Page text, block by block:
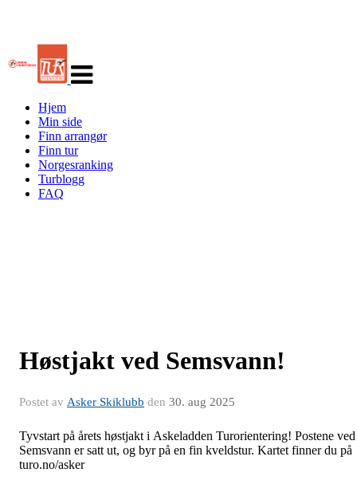
navigasjon
Hjem
Min side
Finn arrangør
Finn tur
Norgesranking
Turblogg
FAQ
Høstjakt ved Semsvann!
Postet av Asker Skiklubb den 30. aug 2025
Tyvstart på årets høstjakt i Askeladden Turorientering! Postene ved
Semsvann er satt ut, og byr på en fin kveldstur. Kartet finner du på
turo.no/asker